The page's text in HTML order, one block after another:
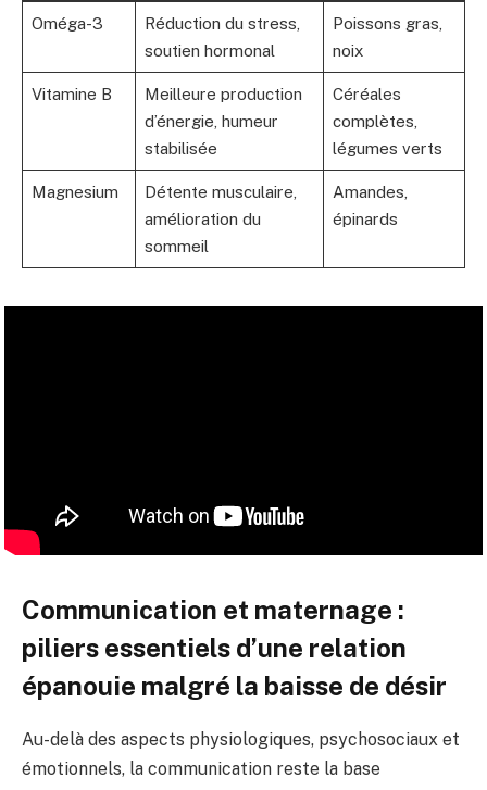
Oméga-3
Réduction du stress,
soutien hormonal
Poissons gras,
noix
Vitamine B
Meilleure production
d’énergie, humeur
stabilisée
Céréales
complètes,
légumes verts
Magnesium
Détente musculaire,
amélioration du
sommeil
Amandes,
épinards
Communication et maternage :
piliers essentiels d’une relation
épanouie malgré la baisse de désir
Au-delà des aspects physiologiques, psychosociaux et
émotionnels, la communication reste la base